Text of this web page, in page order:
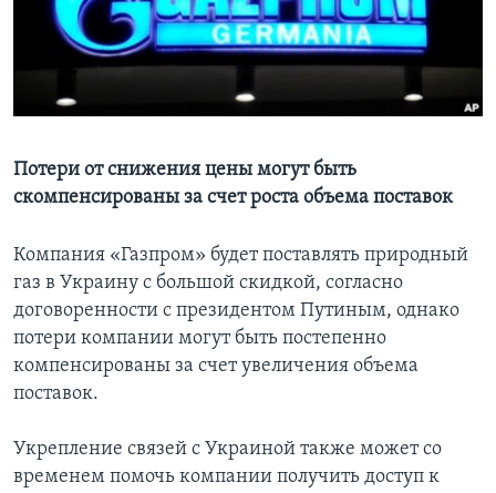
Learning English
СОЦИАЛЬНЫЕ СЕТИ
Языки
Потери от снижения цены могут быть
скомпенсированы за счет роста объема поставок
Компания «Газпром» будет поставлять природный
газ в Украину с большой скидкой, согласно
договоренности с президентом Путиным, однако
потери компании могут быть постепенно
компенсированы за счет увеличения объема
поставок.
Укрепление связей с Украиной также может со
временем помочь компании получить доступ к